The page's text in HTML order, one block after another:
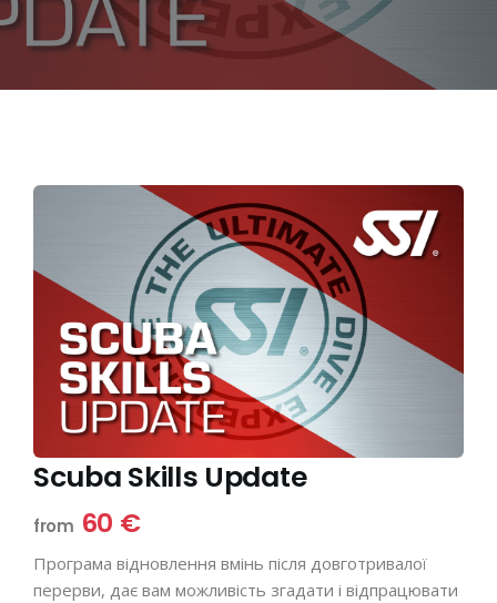
Scuba Skills Update
from 60 €
Програма відновлення вмінь після довготривалої
перерви, дає вам можливість згадати і відпрацювати